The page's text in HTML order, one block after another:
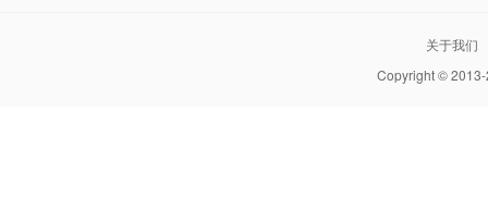
关于我们
Copyright ©